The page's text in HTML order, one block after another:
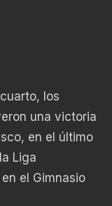
los
una victoria
en el último
Liga
el Gimnasio